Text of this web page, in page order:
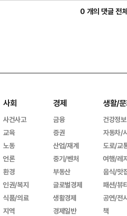
0 개의 댓글 전
사회
사건사고
교육
노동
언론
환경
인권/복지
식품/의료
지역
경제
금융
증권
산업/재계
중기/벤처
부동산
글로벌경제
생활경제
경제일반
생활/
건강정보
자동차/
도로/교
여행/레
음식/맛
패션/뷰
공연/전
책